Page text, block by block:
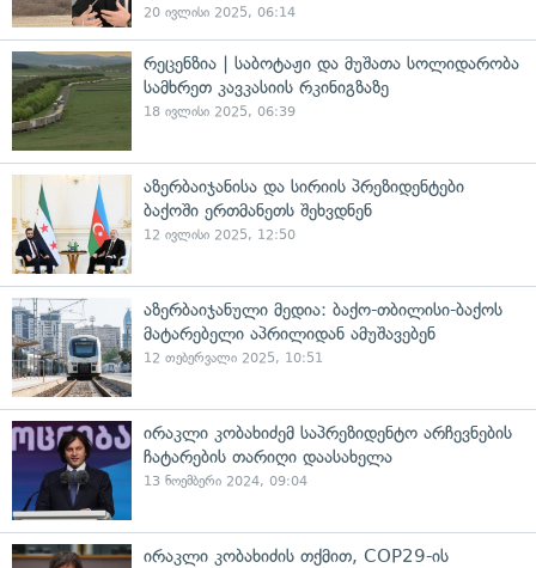
20 ივლისი 2025, 06:14
რეცენზია | საბოტაჟი და მუშათა სოლიდარობა
სამხრეთ კავკასიის რკინიგზაზე
18 ივლისი 2025, 06:39
აზერბაიჯანისა და სირიის პრეზიდენტები
ბაქოში ერთმანეთს შეხვდნენ
12 ივლისი 2025, 12:50
აზერბაიჯანული მედია: ბაქო-თბილისი-ბაქოს
მატარებელი აპრილიდან ამუშავებენ
12 თებერვალი 2025, 10:51
ირაკლი კობახიძემ საპრეზიდენტო არჩევნების
ჩატარების თარიღი დაასახელა
13 ნოემბერი 2024, 09:04
ირაკლი კობახიძის თქმით, COP29-ის